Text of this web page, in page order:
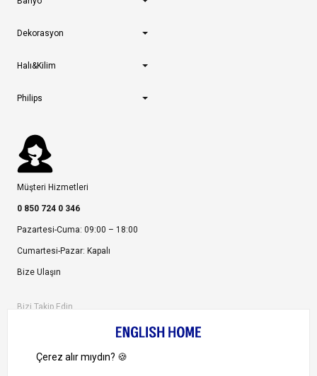
Dekorasyon
Halı&Kilim
Philips
Müşteri Hizmetleri
0 850 724 0 346
Pazartesi-Cuma: 09:00 – 18:00
Cumartesi-Pazar: Kapalı
Bize Ulaşın
Bizi Takip Edin